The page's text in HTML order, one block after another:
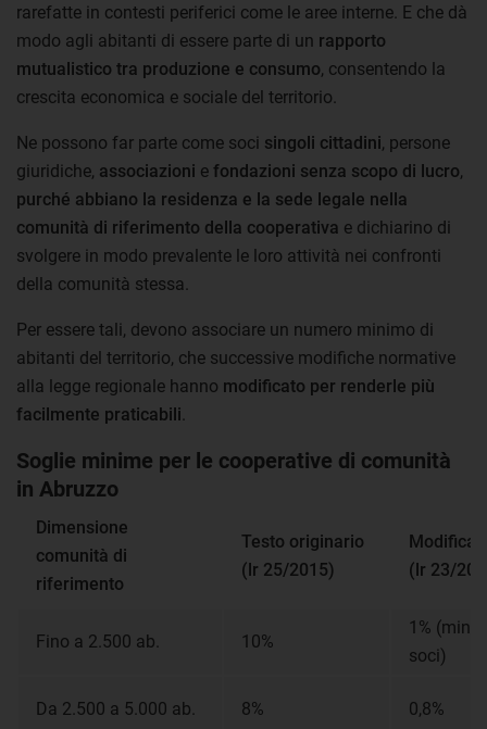
rarefatte in contesti periferici come le aree interne. E che dà
modo agli abitanti di essere parte di un rapporto
mutualistico tra produzione e consumo, consentendo la
crescita economica e sociale del territorio.
Ne possono far parte come soci singoli cittadini, persone
giuridiche, associazioni e fondazioni senza scopo di lucro,
purché abbiano la residenza e la sede legale nella
comunità di riferimento della cooperativa e dichiarino di
svolgere in modo prevalente le loro attività nei confronti
della comunità stessa.
Per essere tali, devono associare un numero minimo di
abitanti del territorio, che successive modifiche normative
alla legge regionale hanno modificato per renderle più
facilmente praticabili
Soglie minime per le cooperative di comunità
in Abruzzo
Dimensione
comunità di
riferimento
Testo originario
(lr 25/2015)
Modifica
(lr 23/
Fino a 2.500 ab. 10%
1%
soci)
Da 2.500 a 5.000 ab. 8% 0,8%